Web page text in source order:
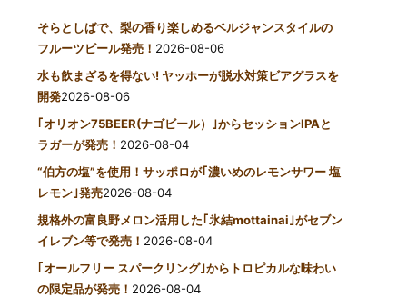
そらとしばで、梨の香り楽しめるベルジャンスタイルの
フルーツビール発売！ 2026-08-06
水も飲まざるを得ない! ヤッホーが脱水対策ビアグラスを
開発2026-08-06
｢オリオン75BEER(ナゴビール）｣からセッションIPAと
ラガーが発売！ 2026-08-04
“伯方の塩”を使用！サッポロが｢濃いめのレモンサワー 塩
レモン｣発売2026-08-04
規格外の富良野メロン活用した｢氷結mottainai｣がセブン
イレブン等で発売！ 2026-08-04
｢オールフリー スパークリング｣からトロピカルな味わい
の限定品が発売！ 2026-08-04